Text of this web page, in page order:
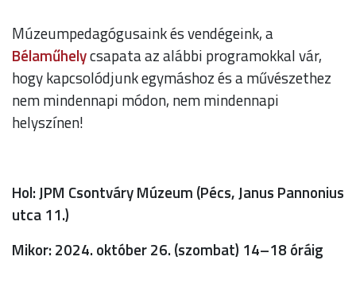
Múzeumpedagógusaink és vendégeink, a
Bélaműhelycsapata az alábbi programokkal vár,
hogy kapcsolódjunk egymáshoz és a művészethez
nem mindennapi módon, nem mindennapi
helyszínen!
Hol: JPM Csontváry Múzeum (Pécs, Janus Pannonius
utca 11.)
Mikor: 2024. október 26. (szombat) 14–18 óráig